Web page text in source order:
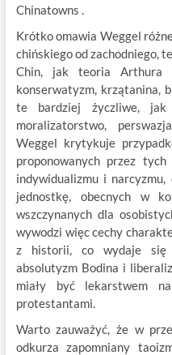
Chinatowns .
Krótko omawia Weggel
chińskiego od zachodniego,
Chin, jak teoria Arthura
konserwatyzm, krzątanina,
te bardziej życzliwe, jak
moralizatorstwo,
Weggel krytykuje
proponowanych przez
indywidualizmu i
jednostkę, obecnych w
wszczynanych dla
wywodzi więc cechy
z historii, co wydaje się
absolutyzm Bodina i
miały być lekarstwem
protestantami.
Warto zauważyć, że w
odkurza zapomniany